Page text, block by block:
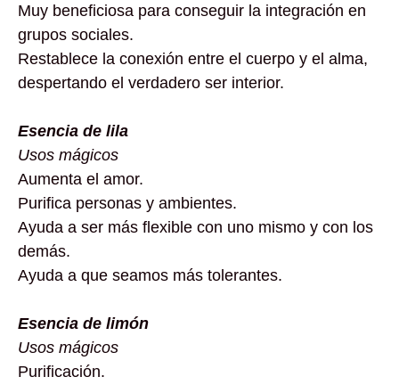
Muy beneficiosa para conseguir la integración en
grupos sociales.
Restablece la conexión entre el cuerpo y el alma,
despertando el verdadero ser interior.
Esencia de lila
Usos mágicos
Aumenta el amor.
Purifica personas y ambientes.
Ayuda a ser más flexible con uno mismo y con los
demás.
Ayuda a que seamos más tolerantes.
Esencia de limón
Usos mágicos
Purificación.